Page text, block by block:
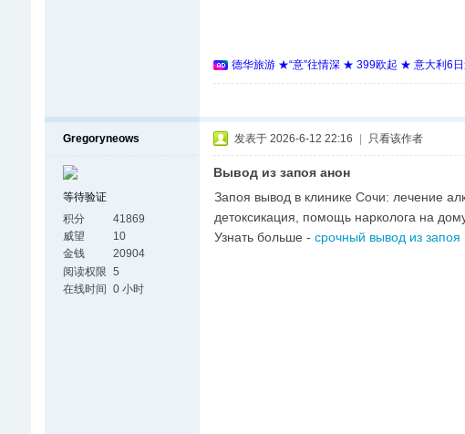
德华旅游 ★“意”往情深 ★ 399欧起 ★ 意大利6
Gregoryneows
等待验证
积分
41869
威望
10
金钱
20904
阅读权限 5
在线时间 0 小时
发表于 2026-6-12 22:16 只看该作者
Вывод из запоя анон
Запоя вывод в клинике Сочи: лечение
детоксикация, помощь нарколога на
Узнать больше - срочный вывод из запоя